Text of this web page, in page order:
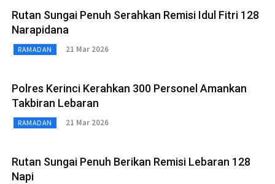
Rutan Sungai Penuh Serahkan Remisi Idul Fitri 128
Narapidana
RAMADAN 21 Mar 2026
Polres Kerinci Kerahkan 300 Personel Amankan
Takbiran Lebaran
RAMADAN 21 Mar 2026
Rutan Sungai Penuh Berikan Remisi Lebaran 128
Napi